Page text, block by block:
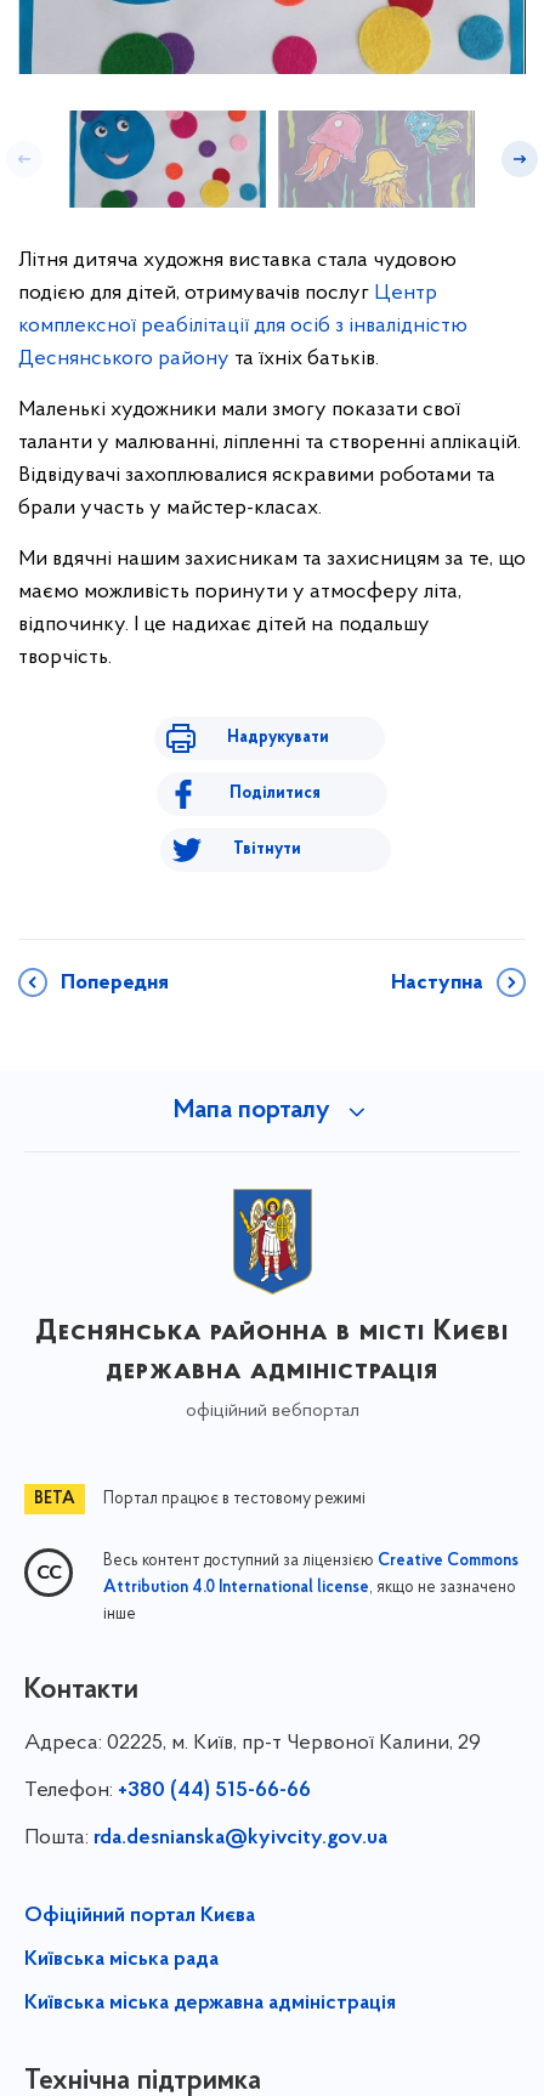
Літня дитяча художня виставка стала чудовою
подією для дітей, отримувачів послуг Центр
комплексної реабілітації для осіб з інвалідністю
Деснянського району та їхніх батьків.
Маленькі художники мали змогу показати свої
таланти у малюванні, ліпленні та створенні аплікацій.
Відвідувачі захоплювалися яскравими роботами та
брали участь у майстер-класах.
Ми вдячні нашим захисникам та захисницям за те, що
маємо можливість поринути у атмосферу літа,
відпочинку. І це надихає дітей на подальшу
творчість.
Надрукувати
Поділитися
Твітнути
Попередня Наступна
Мапа порталу
Деснянська районна в місті Києві
державна адміністрація
офіційний вебпортал
Портал працює в тестовому режимі
Весь контент доступний за ліцензією Creative Commons
Attribution 4.0 International license, якщо не зазначено
інше
Контакти
Адреса: 02225, м. Київ, пр-т Червоної Калини, 29
Телефон: +380 (44) 515-66-66
Пошта: rda.desnianska@kyivcity.gov.ua
Офіційний портал Києва
Київська міська рада
Київська міська державна адміністрація
Технічна підтримка